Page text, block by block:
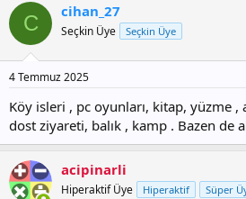
C cihan_27
Seçkin Üye Seçkin Üye
4 Temmuz 2025
Köy isleri , pc oyunları, kitap, yüzme ,
dost ziyareti, balık , kamp . Bazen de
acipinarli
Hiperaktif Üye Hiperaktif Süper